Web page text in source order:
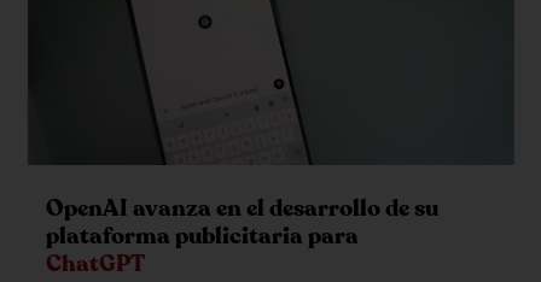
OpenAI avanza en el desarrollo de su
plataforma publicitaria para
ChatGPT